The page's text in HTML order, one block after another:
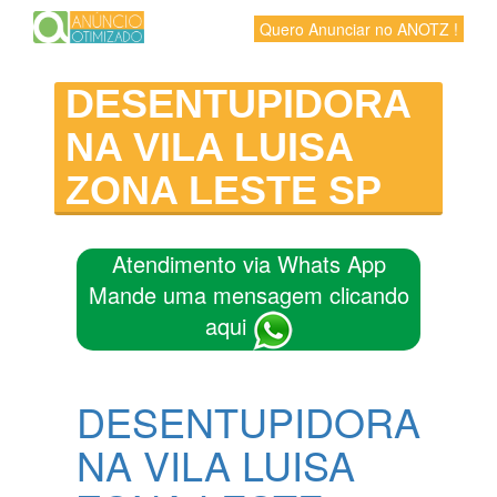
Quero Anunciar no ANOTZ !
DESENTUPIDORA
NA VILA LUISA
ZONA LESTE SP
Atendimento via Whats App
Mande uma mensagem clicando
aqui
DESENTUPIDORA
NA VILA LUISA